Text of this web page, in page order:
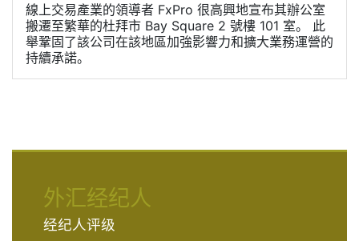
線上交易產業的領導者 FxPro 很高興地宣布其辦公室
搬遷至繁華的杜拜市 Bay Square 2 號樓 101 室。 此
舉鞏固了該公司在該地區加強影響力和擴大業務運營的
持續承諾。
外汇经纪人
经纪人评级